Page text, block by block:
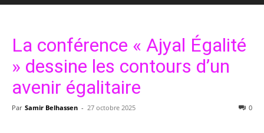
La conférence « Ajyal Égalité
» dessine les contours d’un
avenir égalitaire
Par Samir Belhassen - 27 octobre 2025 0